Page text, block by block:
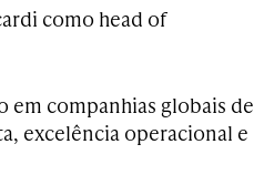
como head of
em companhias globais de
excelência operacional e